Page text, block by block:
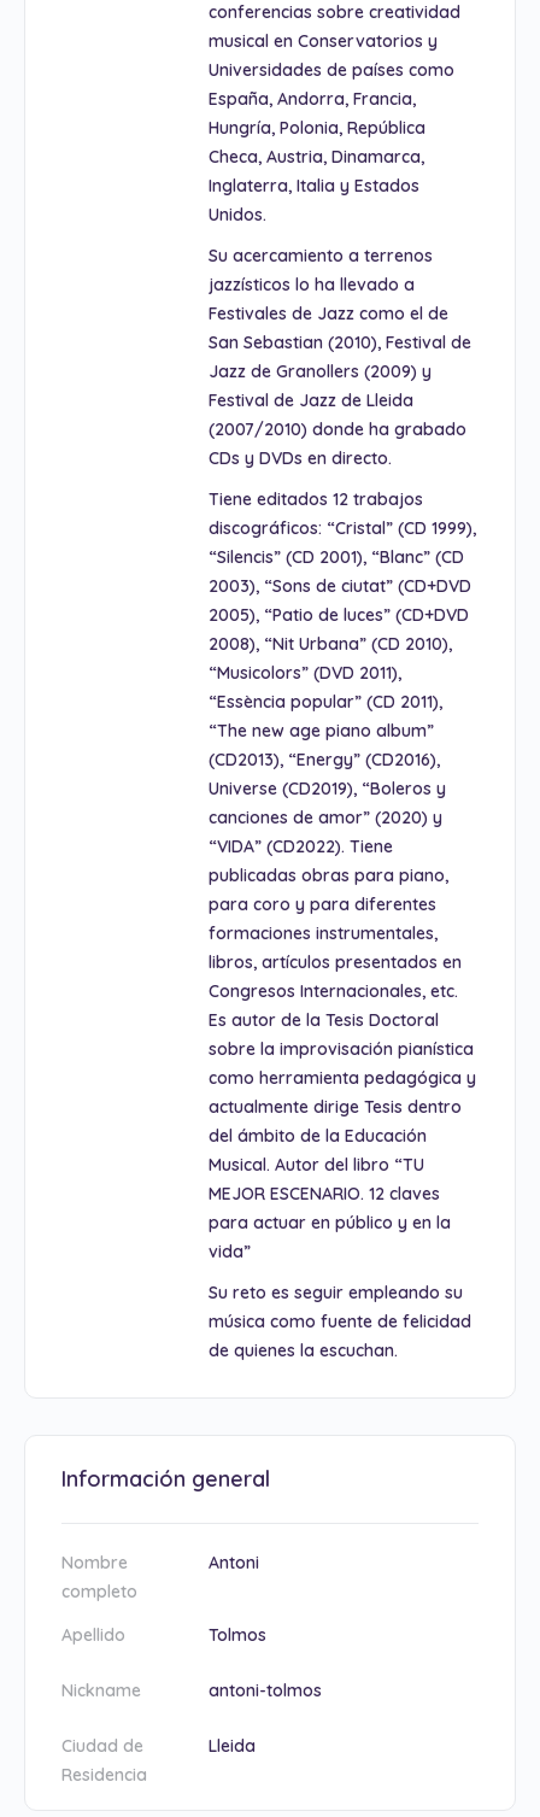
conferencias sobre creatividad
musical en Conservatorios y
Universidades de países como
España, Andorra, Francia,
Hungría, Polonia, República
Checa, Austria, Dinamarca,
Inglaterra, Italia y Estados
Unidos.
Su acercamiento a terrenos
jazzísticos lo ha llevado a
Festivales de Jazz como el de
San Sebastian (2010), Festival de
Jazz de Granollers (2009) y
Festival de Jazz de Lleida
(2007/2010) donde ha grabado
CDs y DVDs en directo.
Tiene editados 12 trabajos
discográficos: “Cristal” (CD 1999),
“Silencis” (CD 2001), “Blanc” (CD
2003), “Sons de ciutat” (CD+DVD
2005), “Patio de luces” (CD+DVD
2008), “Nit Urbana” (CD 2010),
“Musicolors” (DVD 2011),
“Essència popular” (CD 2011),
“The new age piano album”
(CD2013), “Energy” (CD2016),
Universe (CD2019), “Boleros y
canciones de amor” (2020) y
“VIDA” (CD2022). Tiene
publicadas obras para piano,
para coro y para diferentes
formaciones instrumentales,
libros, artículos presentados en
Congresos Internacionales, etc.
Es autor de la Tesis Doctoral
sobre la improvisación pianística
como herramienta pedagógica y
actualmente dirige Tesis dentro
del ámbito de la Educación
Musical. Autor del libro “TU
MEJOR ESCENARIO. 12 claves
para actuar en público y en la
vida”
Su reto es seguir empleando su
música como fuente de felicidad
de quienes la escuchan.
Información general
Nombre
completo
Antoni
Apellido Tolmos
Nickname antoni-tolmos
Ciudad de
Residencia
Lleida